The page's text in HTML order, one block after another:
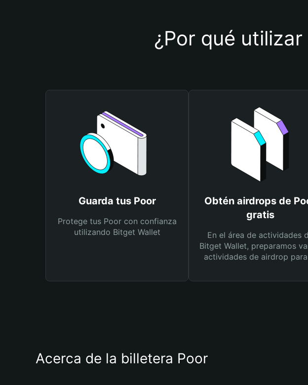
¿Por qué
Guarda tus Poor
Protege tus Poor con confianza
utilizando Bitget Wallet
Obtén airdrops de
gratis
En el área de actividades
Bitget Wallet, preparamos
actividades de airdrop
Acerca de la billetera Poor